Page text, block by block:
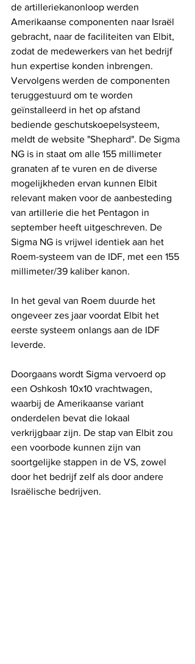
de artilleriekanonloop werden
Amerikaanse componenten naar Israël
gebracht, naar de faciliteiten van Elbit,
zodat de medewerkers van het bedrijf
hun expertise konden inbrengen.
Vervolgens werden de componenten
teruggestuurd om te worden
geïnstalleerd in het op afstand
bediende geschutskoepelsysteem,
meldt de website "Shephard". De Sigma
NG is in staat om alle 155 millimeter
granaten af ​​te vuren en de diverse
mogelijkheden ervan kunnen Elbit
relevant maken voor de aanbesteding
van artillerie die het Pentagon in
september heeft uitgeschreven. De
Sigma NG is vrijwel identiek aan het
Roem-systeem van de IDF, met een 155
millimeter/39 kaliber kanon.
In het geval van Roem duurde het
ongeveer zes jaar voordat Elbit het
eerste systeem onlangs aan de IDF
leverde.
Doorgaans wordt Sigma vervoerd op
een Oshkosh 10x10 vrachtwagen,
waarbij de Amerikaanse variant
onderdelen bevat die lokaal
verkrijgbaar zijn. De stap van Elbit zou
een voorbode kunnen zijn van
soortgelijke stappen in de VS, zowel
door het bedrijf zelf als door andere
Israëlische bedrijven.